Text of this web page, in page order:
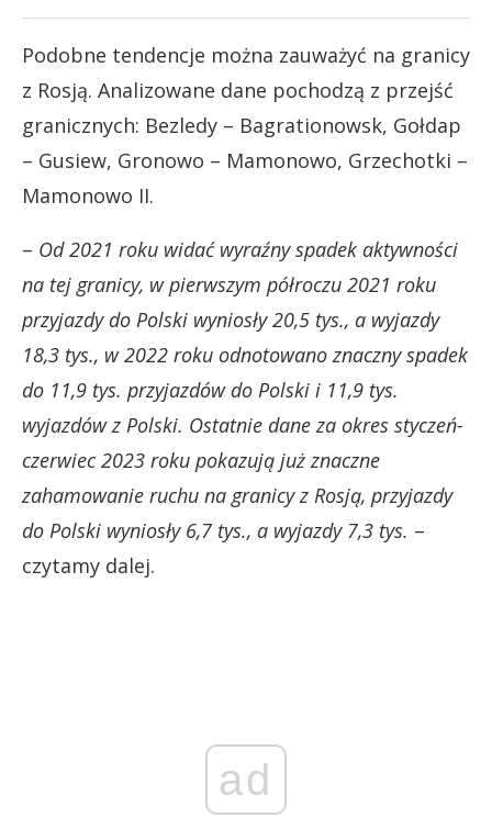
Podobne tendencje można zauważyć na granicy
z Rosją. Analizowane dane pochodzą z przejść
granicznych: Bezledy – Bagrationowsk, Gołdap
– Gusiew, Gronowo – Mamonowo, Grzechotki –
Mamonowo II.
– Od 2021 roku widać wyraźny spadek aktywności
na tej granicy, w pierwszym półroczu 2021 roku
przyjazdy do Polski wyniosły 20,5 tys., a wyjazdy
18,3 tys., w 2022 roku odnotowano znaczny spadek
do 11,9 tys. przyjazdów do Polski i 11,9 tys.
wyjazdów z Polski. Ostatnie dane za okres styczeń-
czerwiec 2023 roku pokazują już znaczne
zahamowanie ruchu na granicy z Rosją, przyjazdy
do Polski wyniosły 6,7 tys., a wyjazdy 7,3 tys. –
czytamy dalej.
ad